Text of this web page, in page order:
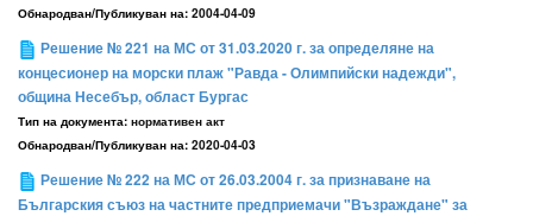
Обнародван/Публикуван на: 2004-04-09
Решение № 221 на МС от 31.03.2020 г. за определяне на
концесионер на морски плаж "Равда - Олимпийски надежди",
община Несебър, област Бургас
Тип на документа: нормативен акт
Обнародван/Публикуван на: 2020-04-03
Решение № 222 на МС от 26.03.2004 г. за признаване на
Българския съюз на частните предприемачи "Възраждане" за